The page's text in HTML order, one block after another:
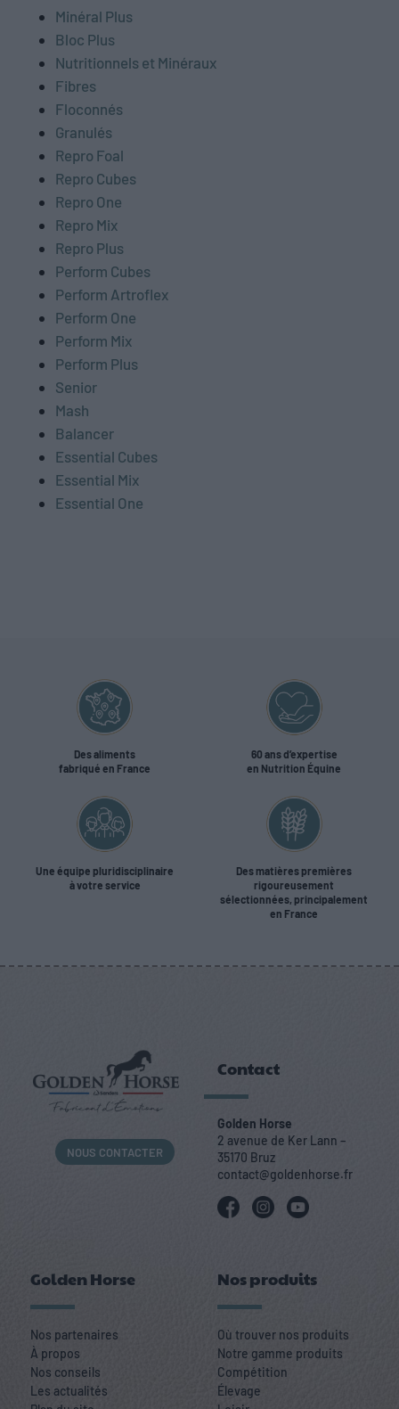
Minéral Plus
Bloc Plus
Nutritionnels et Minéraux
Fibres
Floconnés
Granulés
Repro Foal
Repro Cubes
Repro One
Repro Mix
Repro Plus
Perform Cubes
Perform Artroflex
Perform One
Perform Mix
Perform Plus
Senior
Mash
Balancer
Essential Cubes
Essential Mix
Essential One
Des aliments
fabriqué en France
60 ans d’expertise
en Nutrition Équine
Une équipe pluridisciplinaire
à votre service
Des matières premières
rigoureusement
sélectionnées, principalement
en France
NOUS CONTACTER
Contact
Golden Horse
2 avenue de Ker Lann –
35170 Bruz
contact@goldenhorse.fr
Golden Horse
Nos partenaires
À propos
Nos conseils
Les actualités
Nos produits
Où trouver nos produits
Notre gamme produits
Compétition
Élevage